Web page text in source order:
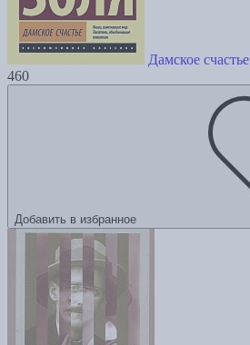
Дамское счастье
460
Добавить в избранное